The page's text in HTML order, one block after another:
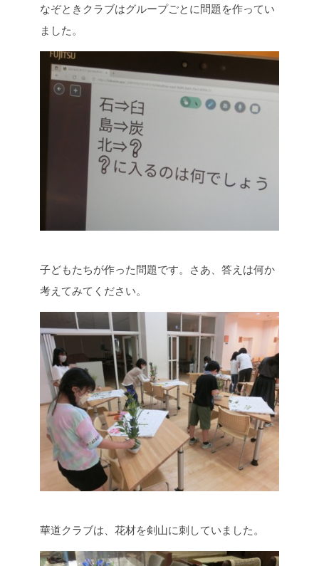
なぞときクラブはグループごとに問題を作ってい
ました。
子どもたちが作った問題です。さあ、答えは何か
考えてみてください。
華道クラブは、花材を剣山に刺していました。